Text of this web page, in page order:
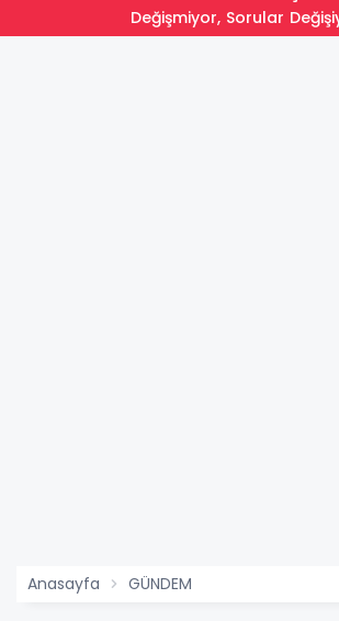
Değişmiyor, Sorular
Anasayfa GÜNDEM